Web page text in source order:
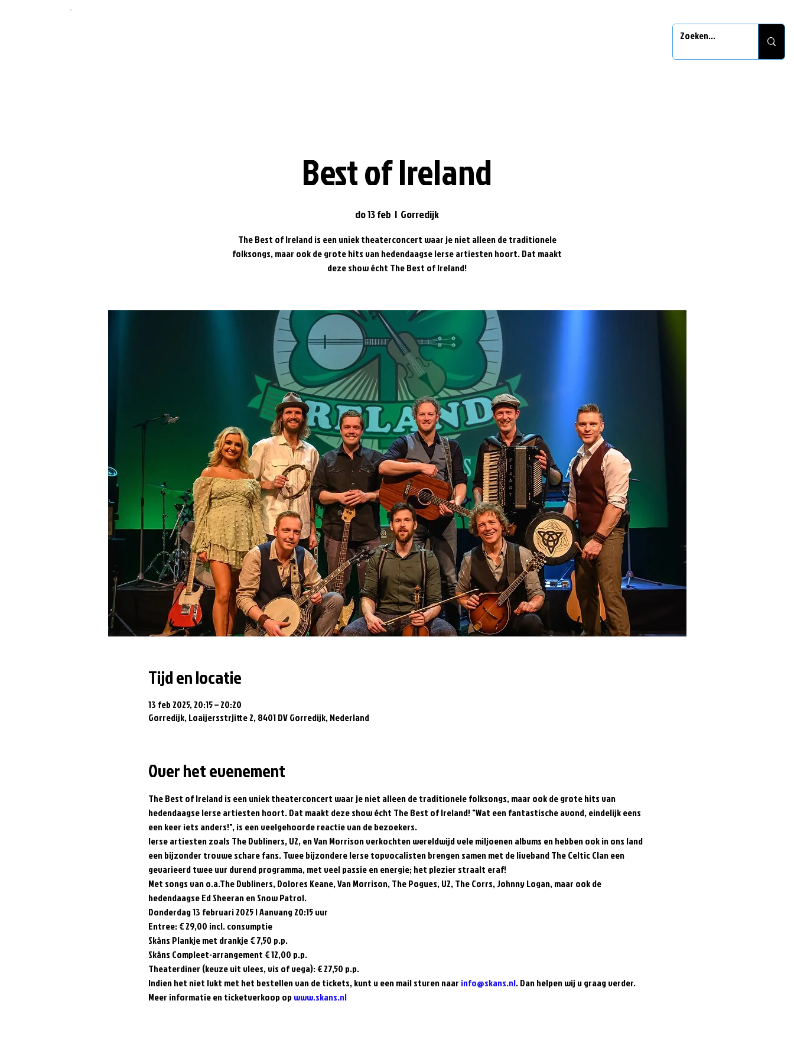
Best of Ireland
do 13 feb
  |
Gorredijk
The Best of Ireland is een uniek theaterconcert waar je niet alleen de traditionele
folksongs, maar ook de grote hits van hedendaagse Ierse artiesten hoort. Dat maakt
deze show écht The Best of Ireland!
Tijd en locatie
13 feb 2025, 20:15 – 20:20
Gorredijk, Loaijersstrjitte 2, 8401 DV Gorredijk, Nederland
Over het evenement
The Best of Ireland is een uniek theaterconcert waar je niet alleen de traditionele folksongs, maar ook de grote hits van
hedendaagse Ierse artiesten hoort. Dat maakt deze show écht The Best of Ireland! "Wat een fantastische avond, eindelijk eens
een keer iets anders!", is een veelgehoorde reactie van de bezoekers.
Ierse artiesten zoals The Dubliners, U2, en Van Morrison verkochten wereldwijd vele miljoenen albums en hebben ook in ons land
een bijzonder trouwe schare fans. Twee bijzondere Ierse topvocalisten brengen samen met de liveband The Celtic Clan een
gevarieerd twee uur durend programma, met veel passie en energie; het plezier straalt eraf!
Met songs van o.a.The Dubliners, Dolores Keane, Van Morrison, The Pogues, U2, The Corrs, Johnny Logan, maar ook de
hedendaagse Ed Sheeran en Snow Patrol.
Donderdag 13 februari 2025 | Aanvang 20:15 uur
Entree: € 29,00 incl. consumptie
Skâns Plankje met drankje € 7,50 p.p.
Skâns Compleet-arrangement € 12,00 p.p.
Theaterdiner (keuze uit vlees, vis of vega): € 27,50 p.p.
Indien het niet lukt met het bestellen van de tickets, kunt u een mail sturen naar info@skans.nl. Dan helpen wij u graag verder.
Meer informatie en ticketverkoop op www.skans.nl